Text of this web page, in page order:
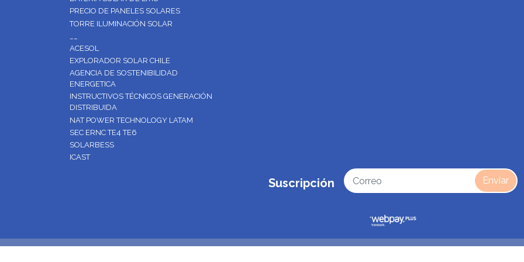
PRECIO DE PANELES SOLARES
TORRE ILUMINACIÓN SOLAR
ACESOL
EXPLORADOR SOLAR CHILE
AGENCIA DE SOSTENIBILIDAD
ENERGETICA
INSTRUCTIVOS TÉCNICOS GENERACIÓN
DISTRIBUIDA
NAT POWER TECHNOLOGY LATAM
SEC ERNC TE4 TE6
SOLARBESS
ICAST
Suscripción Enviar